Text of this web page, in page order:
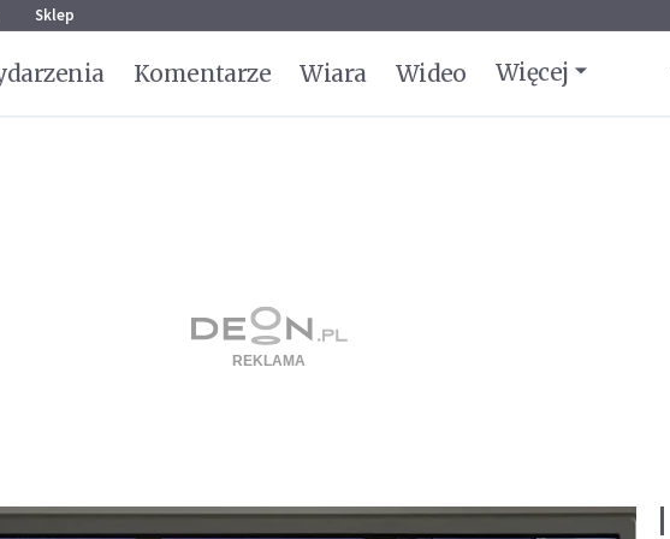
Sklep
Komentarze Wiara Wideo Więcej